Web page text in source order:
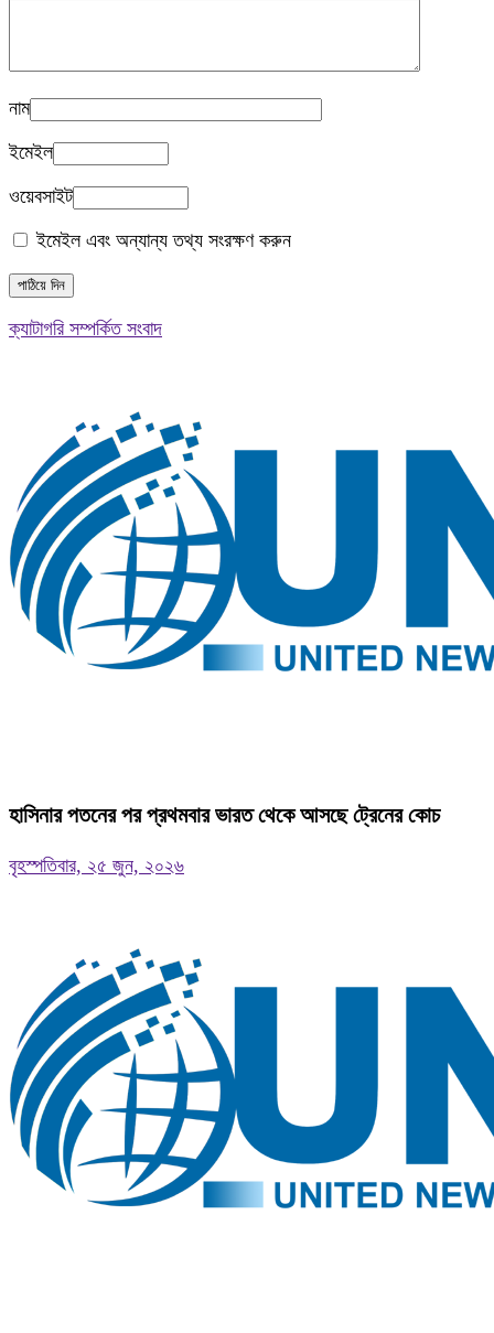
নাম
ইমেইল
ওয়েবসাইট
ইমেইল এবং অন্যান্য তথ্য সংরক্ষণ করুন
ক্যাটাগরি সম্পর্কিত সংবাদ
হাসিনার পতনের পর প্রথমবার ভারত থেকে আসছে ট্রেনের কোচ
বৃহস্পতিবার, ২৫ জুন, ২০২৬